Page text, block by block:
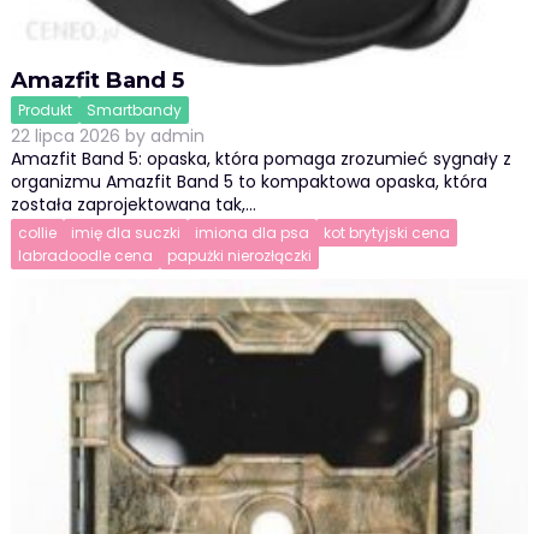
Amazfit Band 5
Produkt Smartbandy
22 lipca 2026 by admin
Amazfit Band 5: opaska, która pomaga zrozumieć sygnały z
organizmu Amazfit Band 5 to kompaktowa opaska, która
została zaprojektowana tak,…
collie imię dla suczki imiona dla psa
kot brytyjski cena
labradoodle cena
papużki nierozłączki